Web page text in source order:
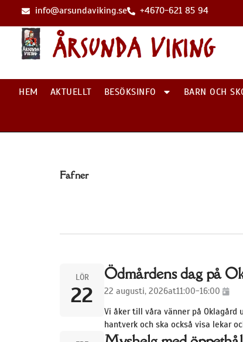
info@arsundaviking.se +4670-621 85 94
HEM AKTUELLT BESÖKSINFO BARN OCH
Fafner
LÖR
22
Ödmårdens dag på
22 augusti, 2026at11:00-16:00
Vi åker till våra vänner på
hantverk och ska också visa lekar